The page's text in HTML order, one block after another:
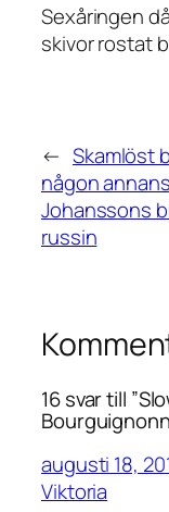
Sexåringen
skivor rostat
← Skamlöst
någon
Johanssons
russin
16 svar till
augusti 18,
Viktoria